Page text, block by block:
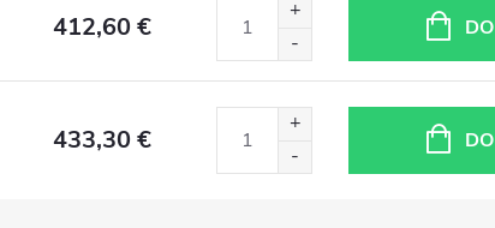
412,60 €
433,30 €